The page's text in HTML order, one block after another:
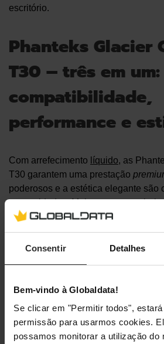
Consentir Detalhes
Bem-vindo à Globaldata!
Se clicar em "Permitir todos",
permissão para usarmos cookies.
possamos monitorar a utilização do
escritório.
Phanteks Glacier
T30 – três em um:
compatibilidade,
performance e
Com arrefecimento líquido, as
T30 garantem uma prestação
poderosos e a estética elegante são
necessidades. Mais uma vez,
enquanto se realiza qualquer tarefa.